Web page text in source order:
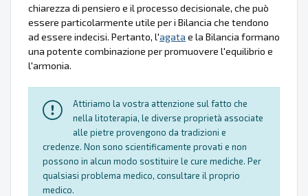
chiarezza di pensiero e il processo decisionale, che può
essere particolarmente utile per i Bilancia che tendono
ad essere indecisi. Pertanto, l'agata e la Bilancia formano
una potente combinazione per promuovere l'equilibrio e
l'armonia.
Attiriamo la vostra attenzione sul fatto che
nella litoterapia, le diverse proprietà associate
alle pietre provengono da tradizioni e
credenze. Non sono scientificamente provati e non
possono in alcun modo sostituire le cure mediche. Per
qualsiasi problema medico, consultare il proprio
medico.